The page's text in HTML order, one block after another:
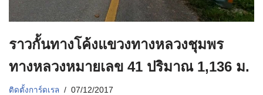
ราวกั้นทางโค้งแขวงทางหลวงชุมพร
ทางหลวงหมายเลข 41 ปริมาณ 1,136 ม.
ติดตั้งการ์ดเรล 07/12/2017